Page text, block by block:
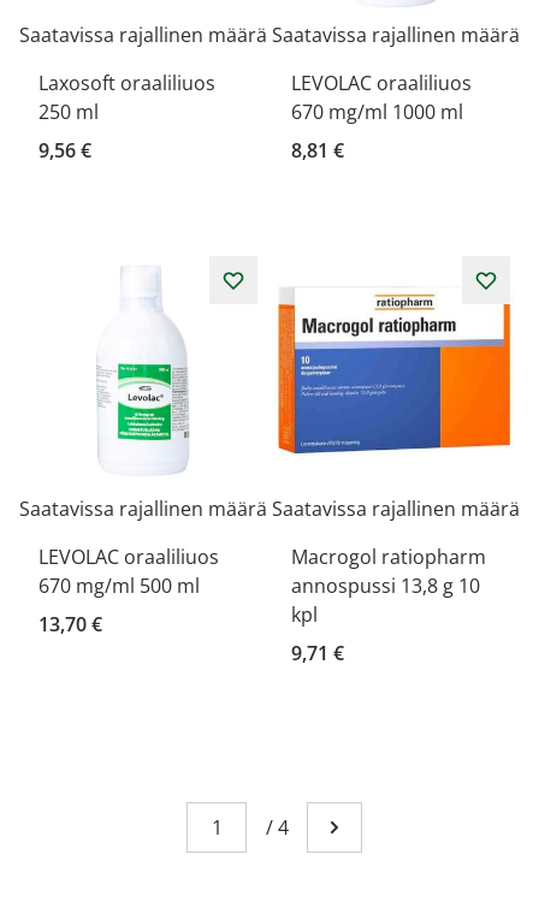
Saatavissa rajallinen määrä
Laxosoft oraaliliuos
250 ml
9,56 €
Saatavissa rajallinen määrä
LEVOLAC oraaliliuos
670 mg/ml 1000 ml
8,81 €
Saatavissa rajallinen määrä
LEVOLAC oraaliliuos
670 mg/ml 500 ml
13,70 €
Saatavissa rajallinen määrä
Macrogol ratiopharm
annospussi 13,8 g 10
kpl
9,71 €
Sivu
You're currently reading page 1
/4 Mene seuraavalle